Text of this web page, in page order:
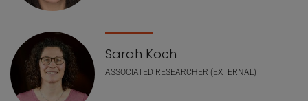
Sarah Koch
ASSOCIATED RESEARCHER (EXTERNAL)